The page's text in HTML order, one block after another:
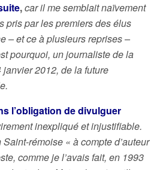
,car il me semblait naïvement
pris par les premiers des élus
– et ce à plusieurs reprises –
pourquoi, un journaliste de la
2012, de la future
l’obligation de divulguer
inexpliqué et injustifiable.
rémoise « à compte d’auteur
comme je l’avais fait, en 1993